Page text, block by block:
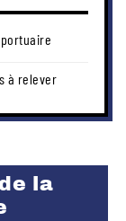
à relever
la